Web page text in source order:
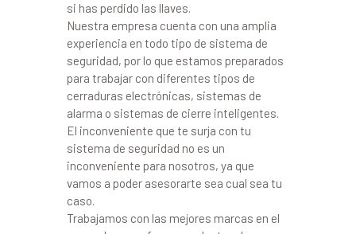
si has perdido las llaves.
Nuestra empresa cuenta con una amplia
experiencia en todo tipo de sistema de
seguridad, por lo que estamos preparados
para trabajar con diferentes tipos de
cerraduras electrónicas, sistemas de
alarma o sistemas de cierre inteligentes.
El inconveniente que te surja con tu
sistema de seguridad no es un
inconveniente para nosotros, ya que
vamos a poder asesorarte sea cual sea tu
caso.
Trabajamos con las mejores marcas en el